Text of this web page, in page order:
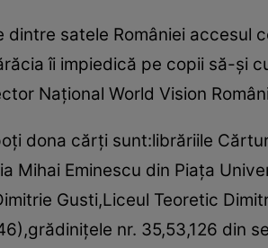
dintre satele României
îi impiedică pe copii să-şi
Naţional World Vision
dona cărţi sunt:librăriile
Mihai Eminescu din Piaţa
Gusti,Liceul Teoretic
nr. 35,53,126